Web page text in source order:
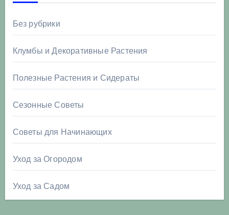
Без рубрики
Клумбы и Декоративные Растения
Полезные Растения и Сидераты
Сезонные Советы
Советы для Начинающих
Уход за Огородом
Уход за Садом